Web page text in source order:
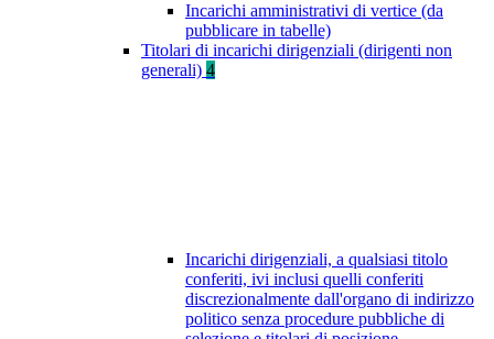
Incarichi amministrativi di vertice (da
pubblicare in tabelle)
Titolari di incarichi dirigenziali (dirigenti non
generali) 4
Incarichi dirigenziali, a qualsiasi titolo
conferiti, ivi inclusi quelli conferiti
discrezionalmente dall'organo di indirizzo
politico senza procedure pubbliche di